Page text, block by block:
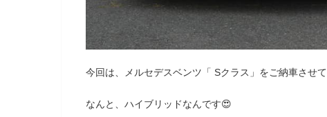
今回は、メルセデスベンツ「 Sクラス」をご納車させ
なんと、ハイブリッドなんです😍